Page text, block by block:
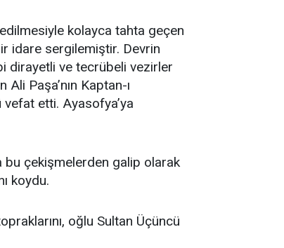
kolayca tahta geçen
idare sergilemiştir. Devrin
dirayetli ve tecrübeli vezirler
Paşa’nın Kaptan-ı
vefat etti. Ayasofya’ya
bu çekişmelerden galip olarak
koydu.
oğlu Sultan Üçüncü